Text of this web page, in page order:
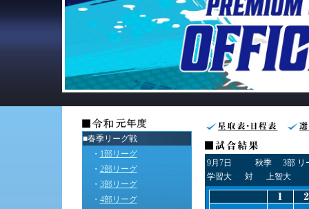
■春季リーグ戦
・ 1部リーグ
・ 2部リーグ
・ 3部リーグ
・ 4部リーグ
9月7日 秋季
3部 リ
学習大
対 上智大